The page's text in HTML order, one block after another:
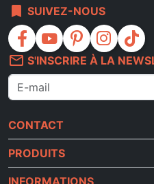
bookmark SUIVEZ-NOUS
facebook youtube pinterest instagram
tiktok
mail_outline S'INSCRIRE À LA
CONTACT
PRODUITS
INFORMATIONS